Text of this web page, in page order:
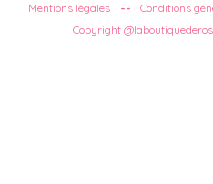
Mentions légales Conditions
--
Copyright